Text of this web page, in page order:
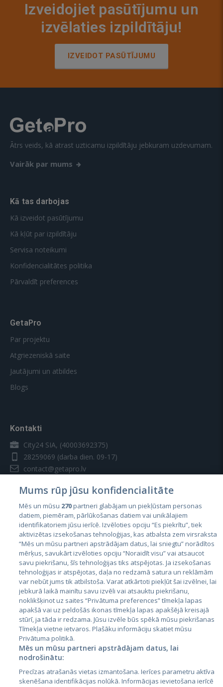
Izveidojiet pasūtījumu un
izvēlaties izpildītāju!
IZVEIDOT PASŪTĪJUMU
Ātrs veids, kā atrast uzticamu izpildītāju jebkuram uzdevumam.
Vairāk par mums
Kā tas darbojas
Kā izveidot pasūtījumu
Kā kļūt par izpildītāju
Servisa noteikumi
Konfidencialitātes politika
Pārvaldīt preferences
GetaPro
Par projektu
Atgriezeniskā saite
Jautājumi un atbildes
Blogs
Kontakti
City24 SIA, (40003692375)
28259069 (darba dien. 09-17)
contact@getapro.lv
Valstis
Igaunija
Latvija
Lietuva
City24.lv
City24.ee
CVbankas.lt
Kainos.lt
Mums rūp jūsu konfidencialitāte
Mēs un mūsu 270partneri glabājam un piekļūstam personas
datiem, piemēram, pārlūkošanas datiem vai unikālajiem
identifikatoriem jūsu ierīcē. Izvēloties opciju “Es piekrītu”, tiek
aktivizētas izsekošanas tehnoloģijas, kas atbalsta zem virsraksta
“Mēs un mūsu partneri apstrādājam datus, lai sniegtu” norādītos
mērķus, savukārt izvēloties opciju “Noraidīt visu” vai atsaucot
savu piekrišanu, šīs tehnoloģijas tiks atspējotas. Ja izsekošanas
tehnoloģijas ir atspējotas, daļa no redzamā satura un reklāmām
var nebūt jums tik atbilstoša. Varat atkārtoti piekļūt šai izvēlnei, lai
jebkurā laikā mainītu savu izvēli vai atsauktu piekrišanu,
noklikšķinot uz saites “Privātuma preferences” tīmekļa lapas
apakšā vai uz peldošās ikonas tīmekļa lapas apakšējā kreisajā
stūrī, ja tāda ir redzama. Jūsu izvēle būs spēkā mūsu piekrišanas
Tīmekļa vietne ietvaros. Plašāku informāciju skatiet mūsu
Privātuma politikā.
Mēs un mūsu partneri apstrādājam datus, lai
nodrošinātu:
Precīzas atrašanās vietas izmantošana. Ierīces parametru aktīva
skenēšana identifikācijas nolūkā. Informācijas ievietošana ierīcē